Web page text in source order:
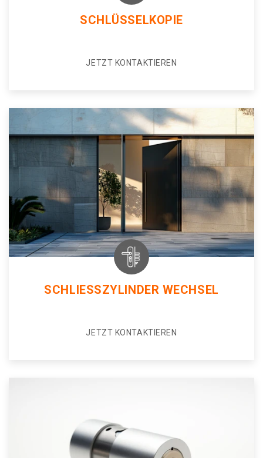
SCHLÜSSELKOPIE
JETZT KONTAKTIEREN
SCHLIESSZYLINDER WECHSEL
JETZT KONTAKTIEREN